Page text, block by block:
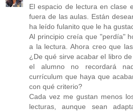
El espacio de lectura en clase
fuera de las aulas. Están
ha leído fulanito que le ha
Al principio creía que "perdía"
a la lectura. Ahora creo que
¿De qué sirve acabar el libro
el alumno no recordará
currículum que haya que
con qué criterio?
Cada vez me gustan menos
lecturas, aunque sean